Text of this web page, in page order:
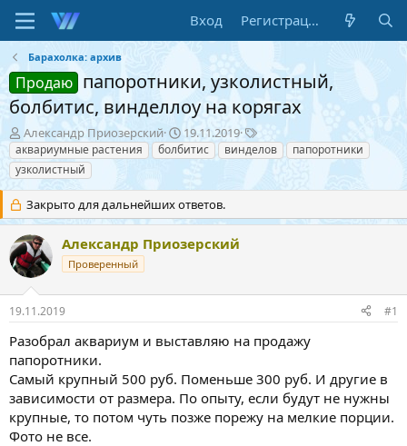
Вход Регистрация
Барахолка: архив
Продаю папоротники, узколистный,
болбитис, винделлоу на корягах
А
в
т
о
р
т
е
м
ы
Александр Приозерский
Д
а
т
а
ч
а
19.11.2019
Т
е
г
аквариумные растения болбитис винделов
папоротники
узколистный
Закрыто для дальнейших ответов.
Александр Приозерский
Проверенный
19.11.2019 #1
Разобрал аквариум и выставляю на продажу
папоротники.
Самый крупный 500 руб. Поменьше 300 руб. И другие в
зависимости от размера. По опыту, если будут не нужны
крупные, то потом чуть позже порежу на мелкие порции.
Фото не все.